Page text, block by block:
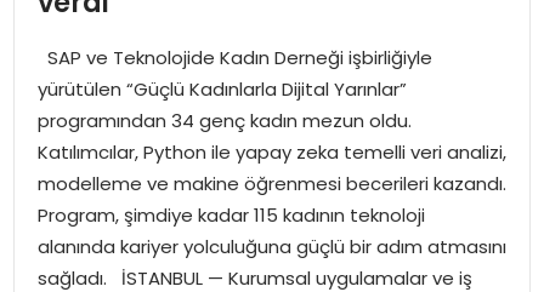
SPOR
EKONOMI
MAGAZIN
DÜNYA
SAP ve Teknolojide Kadın Derneği işbirliğiyle
yürütülen “Güçlü Kadınlarla Dijital Yarınlar”
programından 34 genç kadın mezun oldu.
Katılımcılar, Python ile yapay zeka temelli veri analizi,
modelleme ve makine öğrenmesi becerileri kazandı.
Program, şimdiye kadar 115 kadının teknoloji
alanında kariyer yolculuğuna güçlü bir adım atmasını
sağladı. İSTANBUL — Kurumsal uygulamalar ve iş